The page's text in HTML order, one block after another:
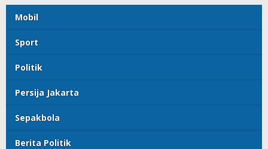
Mobil
Sport
Politik
Persija Jakarta
Sepakbola
Berita Politik